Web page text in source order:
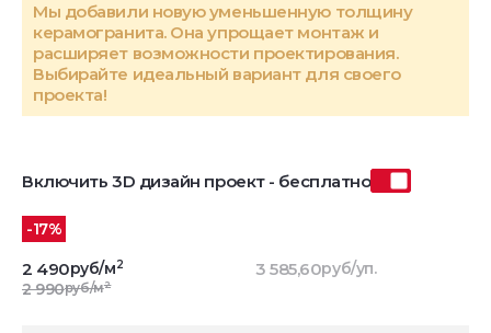
Мы добавили новую уменьшенную толщину
керамогранита. Она упрощает монтаж и
расширяет возможности проектирования.
Выбирайте идеальный вариант для своего
проекта!
Включить 3D дизайн проект - бесплатно
-17%
2 490руб/м2
2 990руб/м2
3 585,60руб/уп.